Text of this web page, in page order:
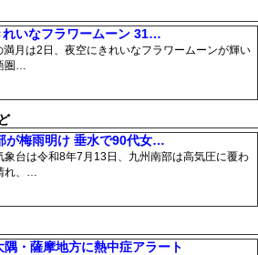
れいなフラワームーン 31…
月は2日、夜空にきれいなフラワームーンが輝い
…
が梅雨明け 垂水で90代女…
台は令和8年7月13日、九州南部は高気圧に覆わ
れ、…
隅・薩摩地方に熱中症アラート